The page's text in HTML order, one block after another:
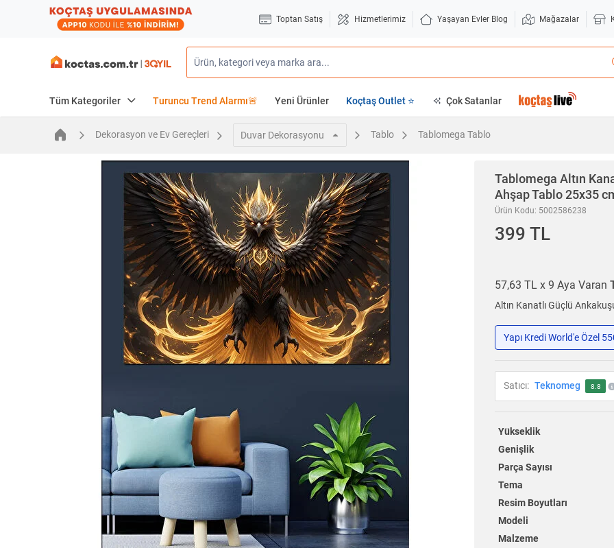
Toptan Satış Hizmetlerimiz Yaşayan Evler Blog Mağazalar
Tüm Kategoriler Turuncu Trend Alarmı🚨 Yeni Ürünler Koçtaş Outlet ⭐ Çok Satanlar
Dekorasyon ve Ev Gereçleri Duvar Dekorasyonu Tablo Tablomega Tablo
Tablomega Altın
Ahşap Tablo 25x35
Ürün Kodu: 5002586238
399 TL
57,63 TL x 9 Aya Varan
Altın Kanatlı Güçlü
Yapı Kredi World'e Özel
Satıcı: Teknomeg 8.8
Yükseklik
Genişlik
Parça Sayısı
Tema
Resim Boyutları
Modeli
Malzeme